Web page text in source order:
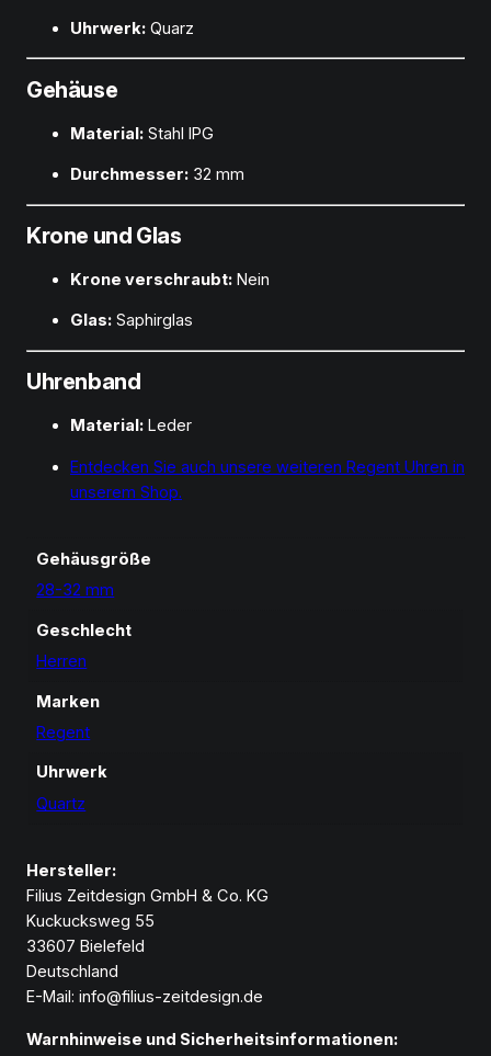
Uhrwerk: Quarz
Gehäuse
Material: Stahl IPG
Durchmesser: 32 mm
Krone und Glas
Krone verschraubt: Nein
Glas: Saphirglas
Uhrenband
Material: Leder
Entdecken Sie auch unsere weiteren Regent Uhren in
unserem Shop.
Gehäusgröße
28-32 mm
Geschlecht
Herren
Marken
Regent
Uhrwerk
Quartz
Hersteller:
Filius Zeitdesign GmbH & Co. KG
Kuckucksweg 55
33607 Bielefeld
Deutschland
E-Mail: info@filius-zeitdesign.de
Warnhinweise und Sicherheitsinformationen: